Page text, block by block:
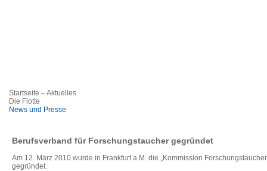
Startseite – Aktuelles
Die Flotte
News und Presse
Berufsverband für Forschungstaucher gegründet
Am 12. März 2010 wurde in Frankfurt a.M. die „Kommission
gegründet.